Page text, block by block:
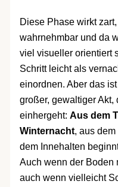
Diese Phase wirkt
wahrnehmbar und da
viel visueller orientiert
Schritt leicht als
einordnen. Aber das
großer, gewaltiger Akt,
einhergeht: Aus dem
Winternacht, aus dem
dem Innehalten
Auch wenn der Boden
auch wenn vielleicht